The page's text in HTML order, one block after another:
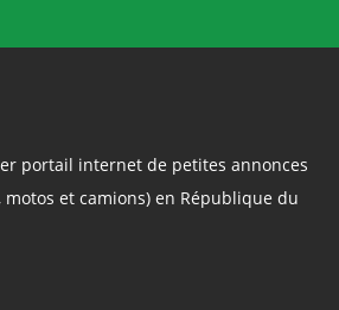
portail internet de petites annonces
et camions) en République du